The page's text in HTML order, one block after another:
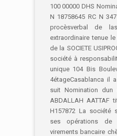
100 00000 DHS
N 18758645 RC N
procèsverbal de
extraordinaire tenue
de la SOCIETE
société à
unique 104 Bis
4étageCasablanca il
suit Nomination dun
ABDALLAH AATTAF
H157872 La société
ses opérations de
virements bancaire